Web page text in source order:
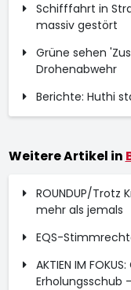
Schifffahrt in
massiv gestört
Grüne sehen
Drohenabwehr
Berichte: Huthi
Weitere Artikel in
ROUNDUP/Trotz
mehr als jemals
EQS-
AKTIEN IM
Erholungsschub